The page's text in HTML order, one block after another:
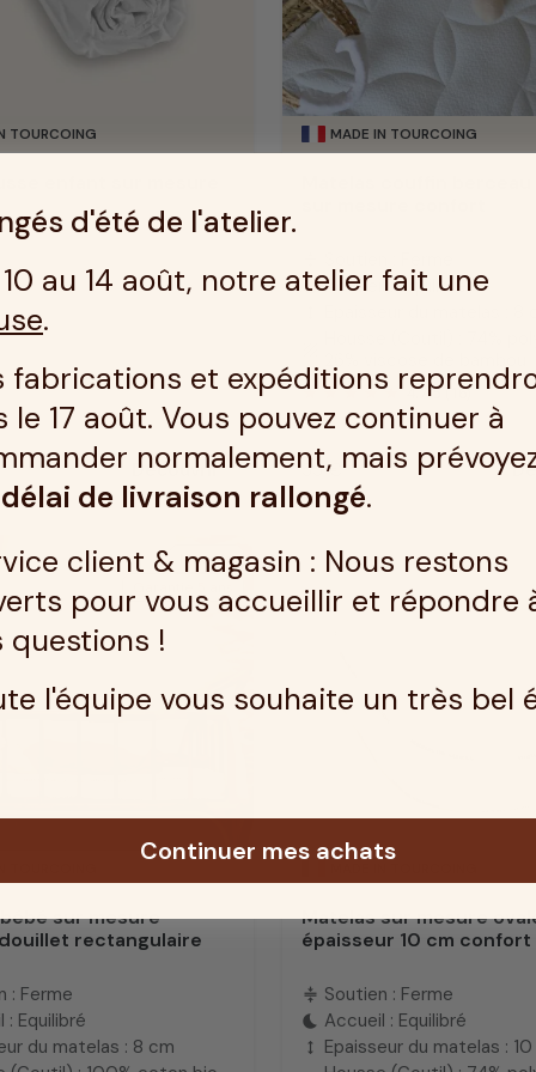
TOURCOING
Découvrir
MADE IN TOURCOING
Matelas couffin
bedtime Accueil : Equilibré
4.7/5 (16)
Prix
55 €
Mousse
sur mesure
rectangulaire
: Ferme
: Equilibré
du matelas : 8 cm
Matelas sur mesure
épaisseur 10 cm confort
compress Soutien : Ferme
bedtime Accueil : Equilibré
height Epaisseur du matelas :
d'été de l'atelier.
au 14 août, notre atelier fait une
.
fabrications et expéditions
le 17 août. Vous pouvez continuer à
normalement, mais
délai de livraison rallongé.
client & magasin : Nous restons
pour vous accueillir et répondre
questions !
l'équipe vous souhaite un très bel
Continuer mes achats